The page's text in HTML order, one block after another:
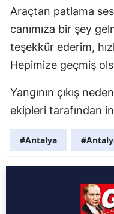
Araçtan patlama
canımıza bir şey
teşekkür ederim,
Hepimize geçmiş
Yangının çıkış
ekipleri tarafından
#Antalya